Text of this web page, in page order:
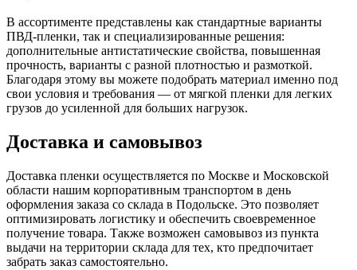
В ассортименте представлены как стандартные варианты
ПВД‑пленки, так и специализированные решения:
дополнительные антистатические свойства, повышенная
прочность, варианты с разной плотностью и размоткой.
Благодаря этому вы можете подобрать материал именно под
свои условия и требования — от мягкой пленки для легких
грузов до усиленной для больших нагрузок.
Доставка и самовывоз
Доставка пленки осуществляется по Москве и Московской
области нашим корпоративным транспортом в день
оформления заказа со склада в Подольске. Это позволяет
оптимизировать логистику и обеспечить своевременное
получение товара. Также возможен самовывоз из пункта
выдачи на территории склада для тех, кто предпочитает
забрать заказ самостоятельно.